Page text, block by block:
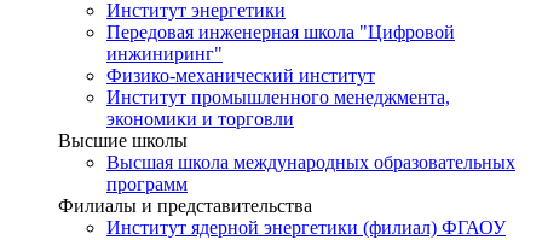
Институт энергетики
Передовая инженерная школа "Цифровой
инжиниринг"
Физико-механический институт
Институт промышленного менеджмента,
экономики и торговли
Высшие школы
Высшая школа международных образовательных
программ
Филиалы и представительства
Институт ядерной энергетики (филиал) ФГАОУ